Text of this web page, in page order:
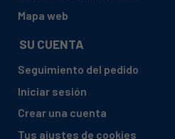
Mapa web
SU CUENTA
Seguimiento del pedido
Iniciar sesión
Crear una cuenta
Tus ajustes de cookies